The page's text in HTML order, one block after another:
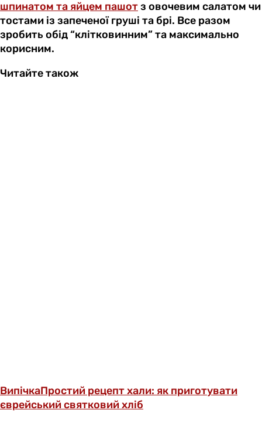
шпинатом та яйцем пашотз овочевим салатом чи
тостами із запеченої груші та брі. Все разом
зробить обід “клітковинним” та максимально
корисним.
Читайте також
ВипічкаПростий рецепт хали: як приготувати
єврейський святковий хліб